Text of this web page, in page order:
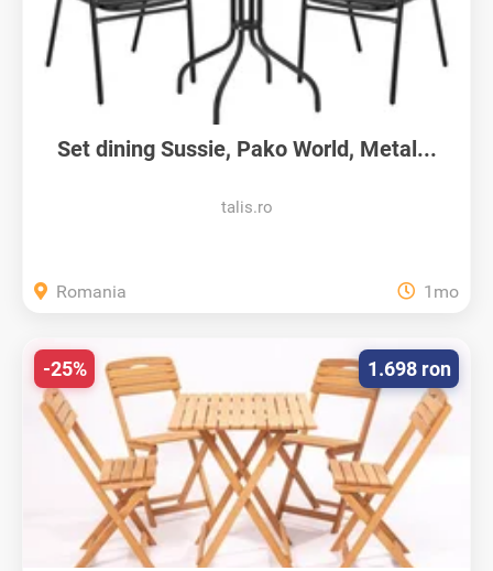
Set dining Sussie, Pako World, Metal...
talis.ro
Romania 1mo
1.698 ron
-25%